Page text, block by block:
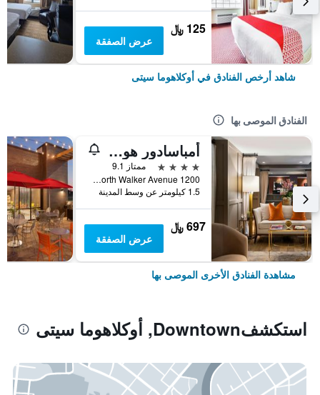
125 ﷼
عرض الصفقة
شاهد أرخص الفنادق في أوكلاهوما سيتى
الفنادق الموصى بها
أمباسادور هوتل أوكلاهوما سيتي، أوتوجراف كوليكشن
4 نجوم
ممتاز 9.1
1200 North Walker Avenue, أوكلاهوما سيتى, OK, الولايات المتحدة الأميريكية
1.5 كيلومتر عن وسط المدينة
697 ﷼
عرض الصفقة
مشاهدة الفنادق الأخرى الموصى بها
استكشفDowntown, أوكلاهوما سيتى